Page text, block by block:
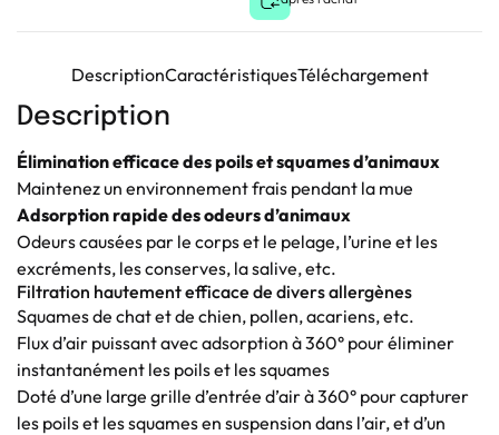
DescriptionCaractéristiquesTéléchargement
Description
Élimination efficace des poils et squames d’animaux
Maintenez un environnement frais pendant la mue
Adsorption rapide des odeurs d’animaux
Odeurs causées par le corps et le pelage, l’urine et les
excréments, les conserves, la salive, etc.
Filtration hautement efficace de divers allergènes
Squames de chat et de chien, pollen, acariens, etc.
Flux d’air puissant avec adsorption à 360° pour éliminer
instantanément les poils et les squames
Doté d’une large grille d’entrée d’air à 360° pour capturer
les poils et les squames en suspension dans l’air, et d’un